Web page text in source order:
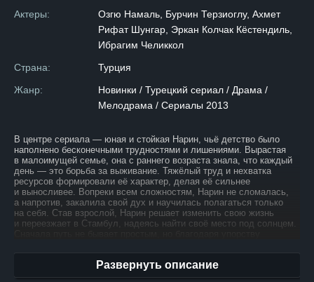
Актеры:
Озгю Намаль, Бурчин Терзиоглу, Ахмет
Рифат Шунгар, Эркан Колчак Кёстендиль,
Ибрагим Челиккол
Страна:
Турция
Жанр:
Новинки / Турецкий сериал / Драма /
Мелодрама / Сериалы 2013
В центре сериала — юная и стойкая Нарин, чьё детство было
наполнено бесконечными трудностями и лишениями. Вырастая
в малоимущей семье, она с раннего возраста знала, что каждый
день — это борьба за выживание. Тяжёлый труд и нехватка
ресурсов формировали её характер, делая её сильнее
и выносливее. Вопреки всем сложностям, Нарин не сломалась,
а напротив, закалила свой дух и научилась полагаться только
на себя. Став взрослой, Нарин решает изменить свою жизнь
и переезжает в Стамбул, надеясь найти своё место под солнцем.
и снять уютную квартиру. В этом большом городе она находит
настоящую подругу, успешную и дружелюбную, с которой
завязывается глубокая дружба. Однако, счастье Нарин
Развернуть описание